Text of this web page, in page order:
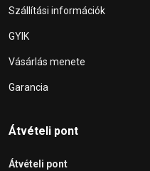
Szállítási információk
GYIK
Vásárlás menete
Garancia
Átvételi pont
Átvételi pont